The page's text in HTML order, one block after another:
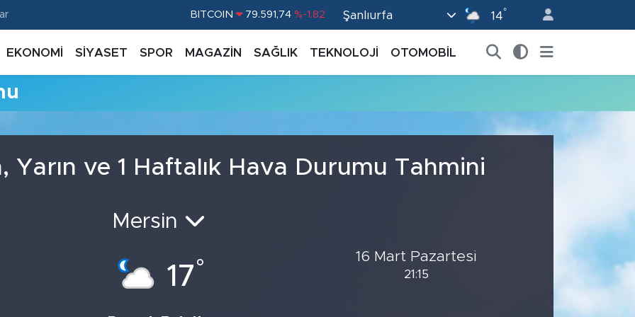
BITCOIN 79.591,74 %-1.82 Şanlıurfa 14°
EKONOMİ SİYASET SPOR MAGAZİN SAĞLIK TEKNOLOJİ OTOMOBİL
Yarın ve 1 Haftalık Hava Durumu Tahmini
Mersin
17°
16 Mart Pazartesi
21:15